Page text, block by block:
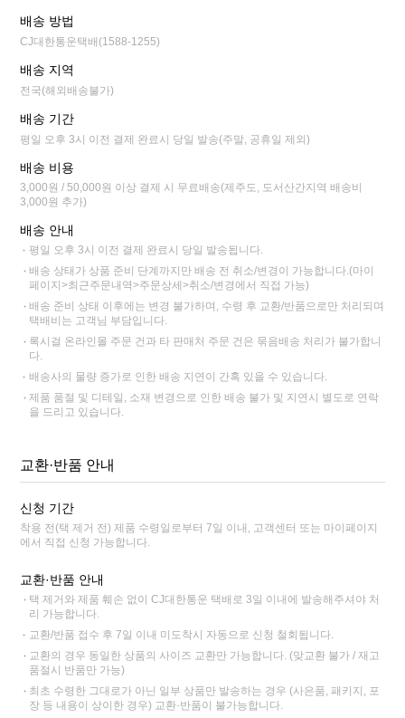
배송 방법
CJ대한통운택배(1588-1255)
배송 지역
전국(해외배송불가)
배송 기간
평일 오후 3시 이전 결제 완료시 당일 발송(주말, 공휴일 제외)
배송 비용
3,000원 / 50,000원 이상 결제 시 무료배송(제주도, 도서산간지역 배송비
3,000원 추가)
배송 안내
평일 오후 3시 이전 결제 완료시 당일 발송됩니다.
배송 상태가 상품 준비 단계까지만 배송 전 취소/변경이 가능합니다.(마이
페이지>최근주문내역>주문상세>취소/변경에서 직접 가능)
배송 준비 상태 이후에는 변경 불가하며, 수령 후 교환/반품으로만 처리되며
택배비는 고객님 부담입니다.
록시걸 온라인몰 주문 건과 타 판매처 주문 건은 묶음배송 처리가 불가합니
다.
배송사의 물량 증가로 인한 배송 지연이 간혹 있을 수 있습니다.
제품 품절 및 디테일, 소재 변경으로 인한 배송 불가 및 지연시 별도로 연락
을 드리고 있습니다.
교환·반품 안내
신청 기간
착용 전(택 제거 전) 제품 수령일로부터 7일 이내, 고객센터 또는 마이페이지
에서 직접 신청 가능합니다.
교환·반품 안내
택 제거와 제품 훼손 없이 CJ대한통운 택배로 3일 이내에 발송해주셔야 처
리 가능합니다.
교환/반품 접수 후 7일 이내 미도착시 자동으로 신청 철회됩니다.
교환의 경우 동일한 상품의 사이즈 교환만 가능합니다. (맞교환 불가 / 재고
품절시 반품만 가능)
최초 수령한 그대로가 아닌 일부 상품만 발송하는 경우 (사은품, 패키지, 포
장 등 내용이 상이한 경우) 교환·반품이 불가능합니다.